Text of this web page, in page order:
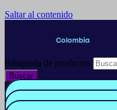
Saltar al contenido
Colombia
Búsqueda de productos
Buscar